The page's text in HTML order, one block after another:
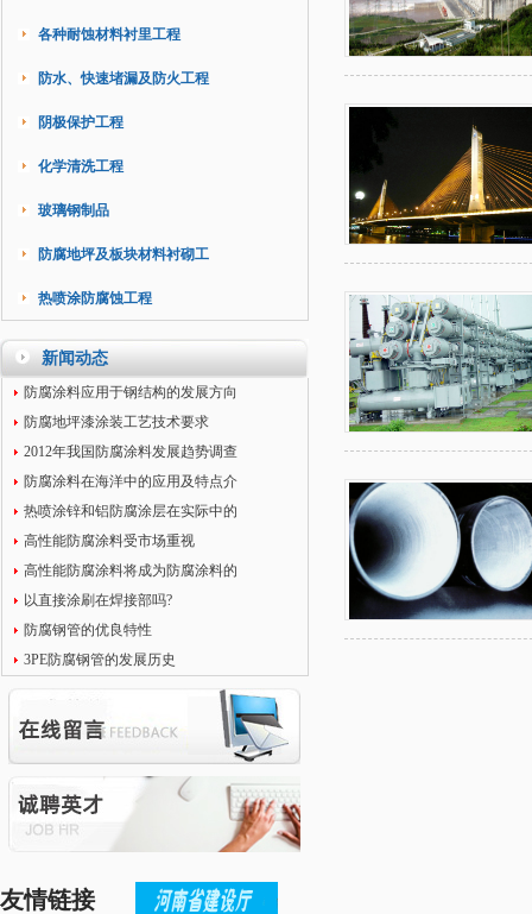
各种耐蚀材料衬里工程
防水、快速堵漏及防火工程
阴极保护工程
化学清洗工程
玻璃钢制品
防腐地坪及板块材料衬砌工
热喷涂防腐蚀工程
新闻动态
防腐涂料应用于钢结构的发展方向
防腐地坪漆涂装工艺技术要求
2012年我国防腐涂料发展趋势调查
防腐涂料在海洋中的应用及特点介
热喷涂锌和铝防腐涂层在实际中的
高性能防腐涂料受市场重视
高性能防腐涂料将成为防腐涂料的
以直接涂刷在焊接部吗?
防腐钢管的优良特性
3PE防腐钢管的发展历史
友情链接